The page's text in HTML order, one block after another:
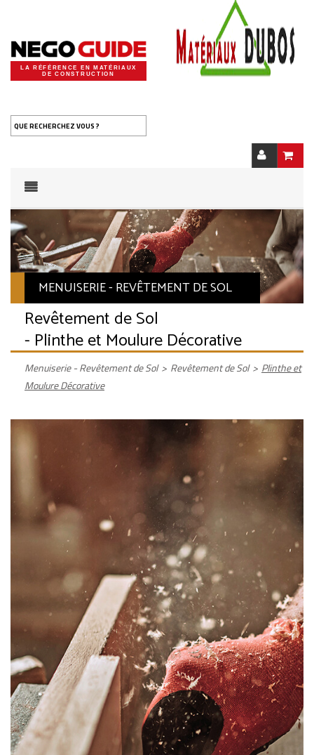
LA RÉFÉRENCE EN MATÉRIAUX
DE CONSTRUCTION
QUE RECHERCHEZ VOUS ?
MENUISERIE - REVÊTEMENT DE SOL
Revêtement de Sol
- Plinthe et Moulure Décorative
Menuiserie - Revêtement de Sol > Revêtement de Sol > Plinthe et
Moulure Décorative